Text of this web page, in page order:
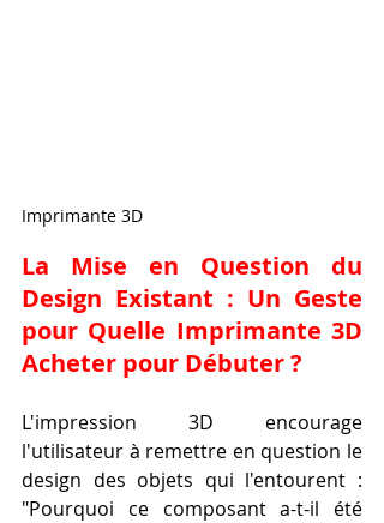
Imprimante 3D
La Mise en Question du
Design Existant : Un Geste
pour Quelle Imprimante 3D
Acheter pour Débuter ?
L'impression 3D encourage
l'utilisateur à remettre en question le
design des objets qui l'entourent :
"Pourquoi ce composant a-t-il été